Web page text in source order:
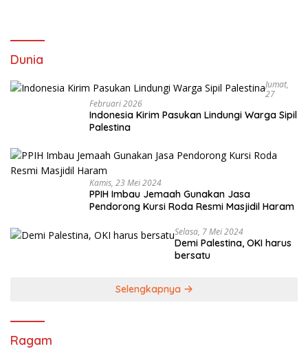
Dunia
Jumat,
27
Februari 2026
Indonesia Kirim Pasukan Lindungi Warga Sipil
Palestina
Kamis, 23 Mei 2024
PPIH Imbau Jemaah Gunakan Jasa
Pendorong Kursi Roda Resmi Masjidil Haram
Selasa, 7 Mei 2024
Demi Palestina, OKI harus
bersatu
Selengkapnya
Ragam